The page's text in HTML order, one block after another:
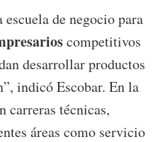
de negocio para
competitivos
desarrollar productos
indicó Escobar. En la
carreras técnicas,
áreas como servicio